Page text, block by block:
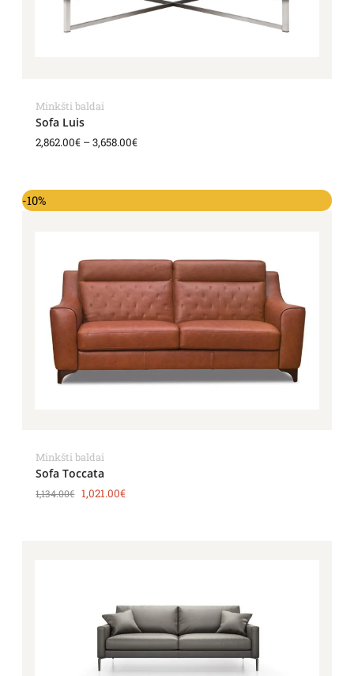
Minkšti baldai
Sofa Luis
2,862.00€ –3,658.00€
-10%
Minkšti baldai
Sofa Toccata
1,134.00€ 1,021.00€